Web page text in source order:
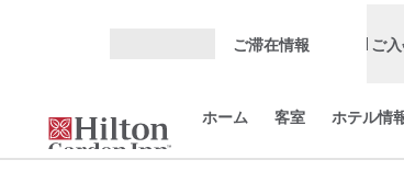
ご滞在情報 ご
ホーム 客室 ホテル情